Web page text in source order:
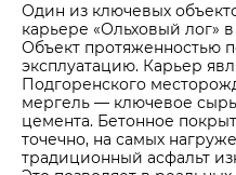
Один из ключевых
карьере «Ольховый лог»
Объект протяженностью
эксплуатацию. Карьер
Подгоренского
мергель — ключевое
цемента. Бетонное
точечно, на самых
традиционный асфальт